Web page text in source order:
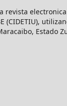
revista
(CIDETIU),
Estado